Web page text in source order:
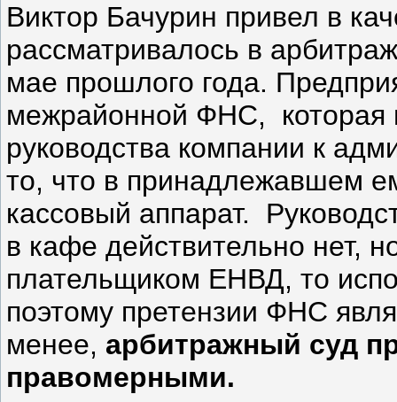
Виктор Бачурин привел в
рассматривалось в
мае прошлого года.
межрайонной ФНС, которая
руководства компании к
то, что в принадлежавшем
кассовый аппарат.
в кафе действительно нет,
плательщиком ЕНВД, то
поэтому претензии ФНС
менее, арбитражный суд
правомерными.